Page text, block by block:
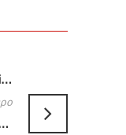
Cardinal Chili Sauce Sriracha Squeeze 505gr
Sauce 570gr